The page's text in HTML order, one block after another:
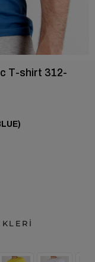
T-shirt 312-